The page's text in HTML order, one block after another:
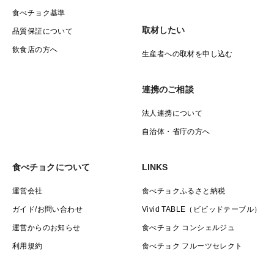
食べチョク基準
品質保証について
飲食店の方へ
取材したい
生産者への取材を申し込む
連携のご相談
法人連携について
自治体・省庁の方へ
食べチョクについて
運営会社
ガイド/お問い合わせ
運営からのお知らせ
利用規約
LINKS
食べチョクふるさと納税
Vivid TABLE（ビビッドテーブル）
食べチョク コンシェルジュ
食べチョク フルーツセレクト